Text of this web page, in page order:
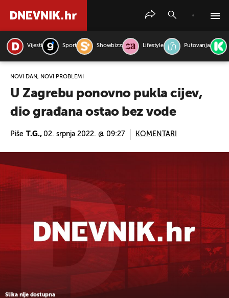
Vijesti Sport Showbizz Lifestyle Putovanja
NOVI DAN, NOVI PROBLEMI
U Zagrebu ponovno pukla cijev,
dio građana ostao bez vode
Piše T.G., 02. srpnja 2022. @ 09:27 KOMENTARI
Slika nije dostupna
PRETRAŽITE VIJESTI